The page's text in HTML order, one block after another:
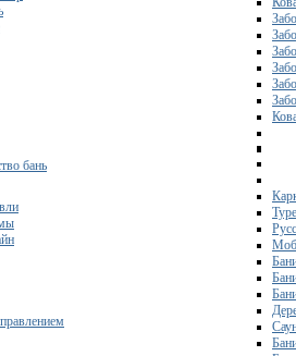
бань